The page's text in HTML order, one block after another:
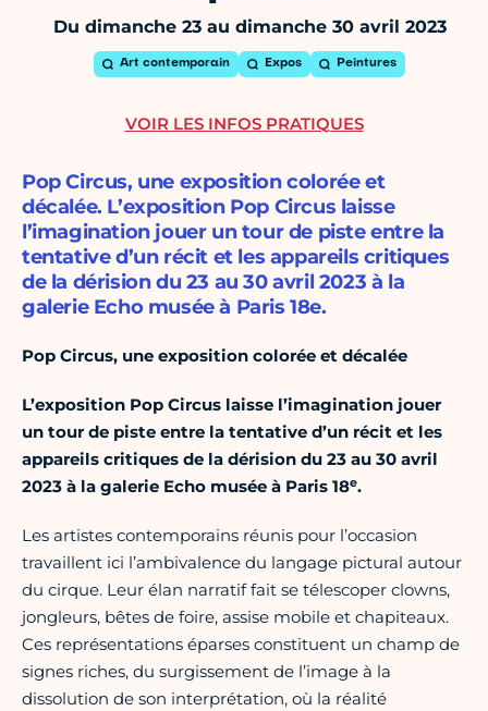
Du dimanche 23 au dimanche 30 avril 2023
Art contemporain Expos Peintures
Pop Circus, une exposition colorée et
décalée. L’exposition Pop Circus laisse
l’imagination jouer un tour de piste entre la
tentative d’un récit et les appareils critiques
de la dérision du 23 au 30 avril 2023 à la
galerie Echo musée à Paris 18e.
Pop Circus, une exposition colorée et décalée
L’exposition Pop Circus laisse l’imagination jouer
un tour de piste entre la tentative d’un récit et les
appareils critiques de la dérision du 23 au 30 avril
2023 à la galerie Echo musée à Paris 18e.
Les artistes contemporains réunis pour l’occasion
travaillent ici l’ambivalence du langage pictural autour
du cirque. Leur élan narratif fait se télescoper clowns,
jongleurs, bêtes de foire, assise mobile et chapiteaux.
Ces représentations éparses constituent un champ de
signes riches, du surgissement de l’image à la
dissolution de son interprétation, où la réalité
VOIR LES INFOS PRATIQUES